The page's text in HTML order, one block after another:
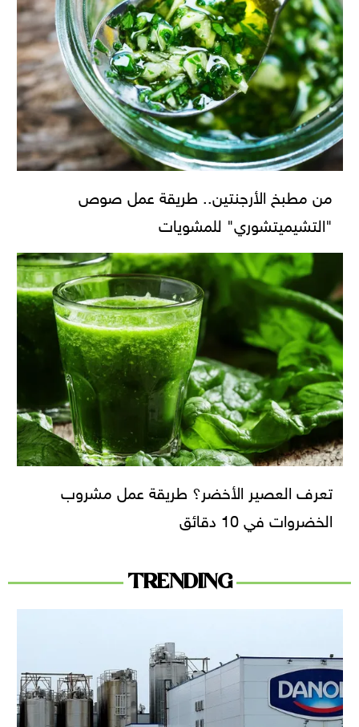
من مطبخ الأرجنتين.. طريقة عمل صوص
"التشيميتشوري" للمشويات
تعرف العصير الأخضر؟ طريقة عمل مشروب
الخضروات في 10 دقائق
TRENDING